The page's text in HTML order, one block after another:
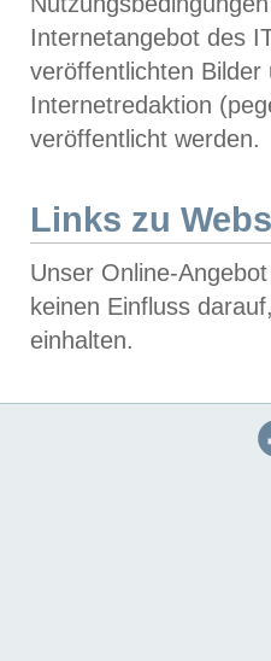
Internetangebot des
veröffentlichten
Internetredaktion
veröffentlicht werden.
Links zu
Unser Online-
keinen Einfluss
einhalten.